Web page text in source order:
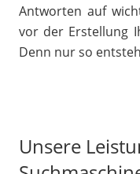
Antworten auf
vor der Erstellung
Denn nur so
Unsere